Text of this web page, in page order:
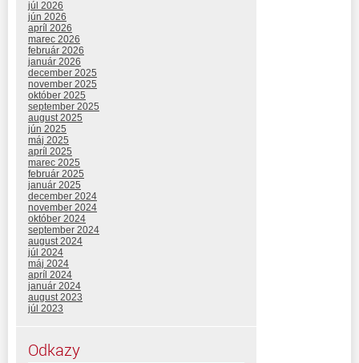
júl 2026
jún 2026
apríl 2026
marec 2026
február 2026
január 2026
december 2025
november 2025
október 2025
september 2025
august 2025
jún 2025
máj 2025
apríl 2025
marec 2025
február 2025
január 2025
december 2024
november 2024
október 2024
september 2024
august 2024
júl 2024
máj 2024
apríl 2024
január 2024
august 2023
júl 2023
Odkazy